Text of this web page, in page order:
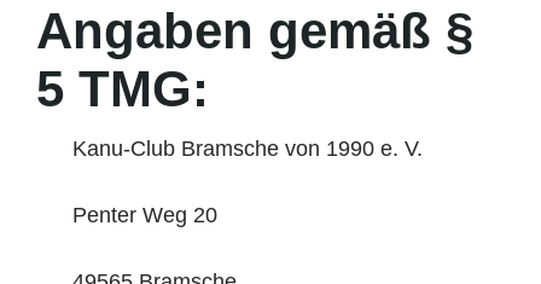
Angaben gemäß §
5 TMG:
Kanu-Club Bramsche von 1990 e. V.
Penter Weg 20